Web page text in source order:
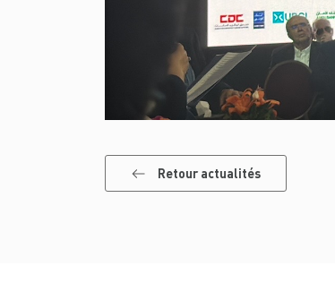
Retour actualités